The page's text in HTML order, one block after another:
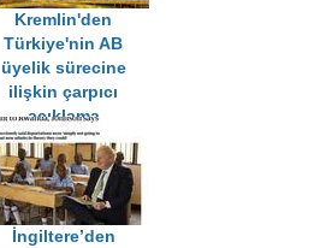
Kremlin'den
Türkiye'nin AB
üyelik sürecine
ilişkin çarpıcı
açıklama
İngiltere’den